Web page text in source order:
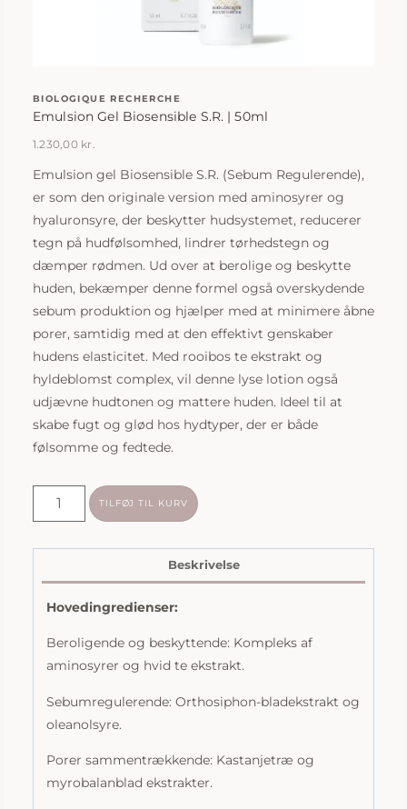
BIOLOGIQUE RECHERCHE
Emulsion Gel Biosensible S.R. | 50ml
1.230,00 kr.
Emulsion gel Biosensible S.R. (Sebum Regulerende),
er som den originale version med aminosyrer og
hyaluronsyre, der beskytter hudsystemet, reducerer
tegn på hudfølsomhed, lindrer tørhedstegn og
dæmper rødmen. Ud over at berolige og beskytte
huden, bekæmper denne formel også overskydende
sebum produktion og hjælper med at minimere åbne
porer, samtidig med at den effektivt genskaber
hudens elasticitet. Med rooibos te ekstrakt og
hyldeblomst complex, vil denne lyse lotion også
udjævne hudtonen og mattere huden. Ideel til at
skabe fugt og glød hos hydtyper, der er både
følsomme og fedtede.
Biologique
Recherche
Gel
Biosensible
antal
TILFØJ TIL KURV
Beskrivelse
Hovedingredienser:
Beroligende og beskyttende: Kompleks af
aminosyrer og hvid te ekstrakt.
Sebumregulerende: Orthosiphon-bladekstrakt og
oleanolsyre.
Porer sammentrækkende: Kastanjetræ og
myrobalanblad ekstrakter.